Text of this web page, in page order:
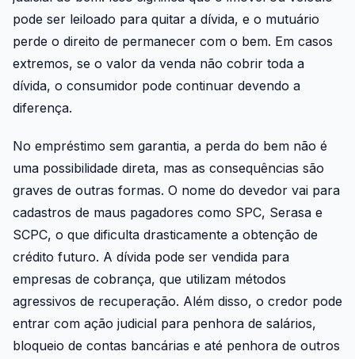
pode ser leiloado para quitar a dívida, e o mutuário
perde o direito de permanecer com o bem. Em casos
extremos, se o valor da venda não cobrir toda a
dívida, o consumidor pode continuar devendo a
diferença.
No empréstimo sem garantia, a perda do bem não é
uma possibilidade direta, mas as consequências são
graves de outras formas. O nome do devedor vai para
cadastros de maus pagadores como SPC, Serasa e
SCPC, o que dificulta drasticamente a obtenção de
crédito futuro. A dívida pode ser vendida para
empresas de cobrança, que utilizam métodos
agressivos de recuperação. Além disso, o credor pode
entrar com ação judicial para penhora de salários,
bloqueio de contas bancárias e até penhora de outros